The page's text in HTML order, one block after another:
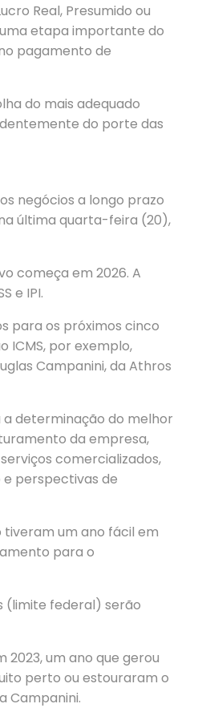
Real, Presumido ou
etapa importante do
pagamento de
do mais adequado
do porte das
negócios a longo prazo
última quarta-feira (20),
começa em 2026. A
e IPI.
para os próximos cinco
ICMS, por exemplo,
Campanini, da Athros
determinação do melhor
da empresa,
comercializados,
perspectivas de
um ano fácil em
para o
(limite federal) serão
um ano que gerou
perto ou estouraram o
Campanini.